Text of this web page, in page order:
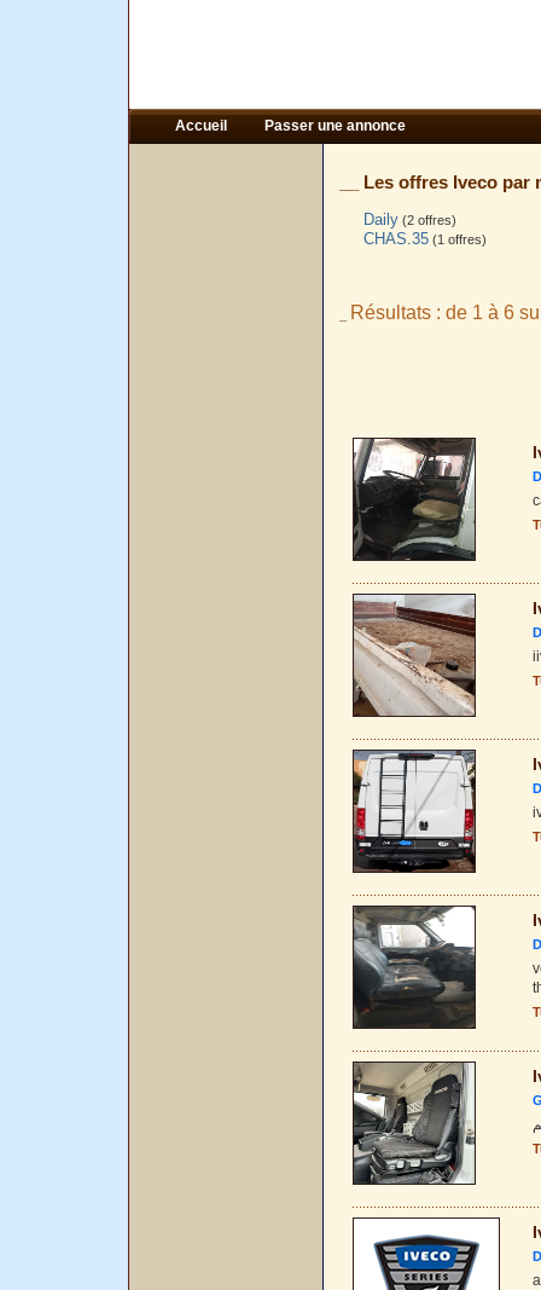
Accueil Passer une annonce
__ Les offres Iveco par
Daily(2 offres)
CHAS.35(1 offres)
Résultats : de 1 à 6